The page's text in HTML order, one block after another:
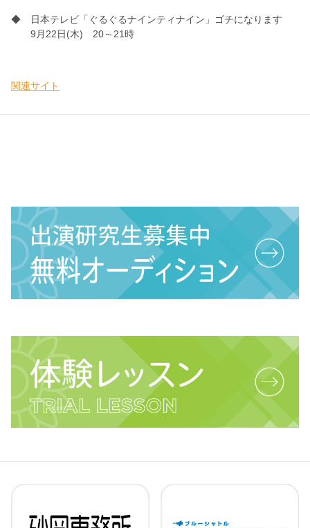
◆ 日本テレビ「ぐるぐるナインティナイン」ゴチになります
9月22日(木) 20～21時
関連サイト